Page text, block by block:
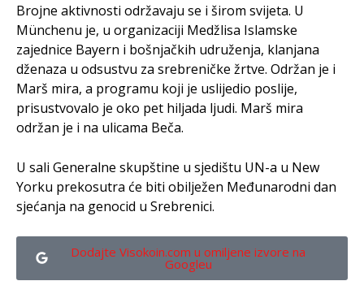
Brojne aktivnosti održavaju se i širom svijeta. U
Münchenu je, u organizaciji Medžlisa Islamske
zajednice Bayern i bošnjačkih udruženja, klanjana
dženaza u odsustvu za srebreničke žrtve. Održan je i
Marš mira, a programu koji je uslijedio poslije,
prisustvovalo je oko pet hiljada ljudi. Marš mira
održan je i na ulicama Beča.
U sali Generalne skupštine u sjedištu UN-a u New
Yorku prekosutra će biti obilježen Međunarodni dan
sjećanja na genocid u Srebrenici.
Dodajte Visokoin.com u omiljene izvore na
Googleu